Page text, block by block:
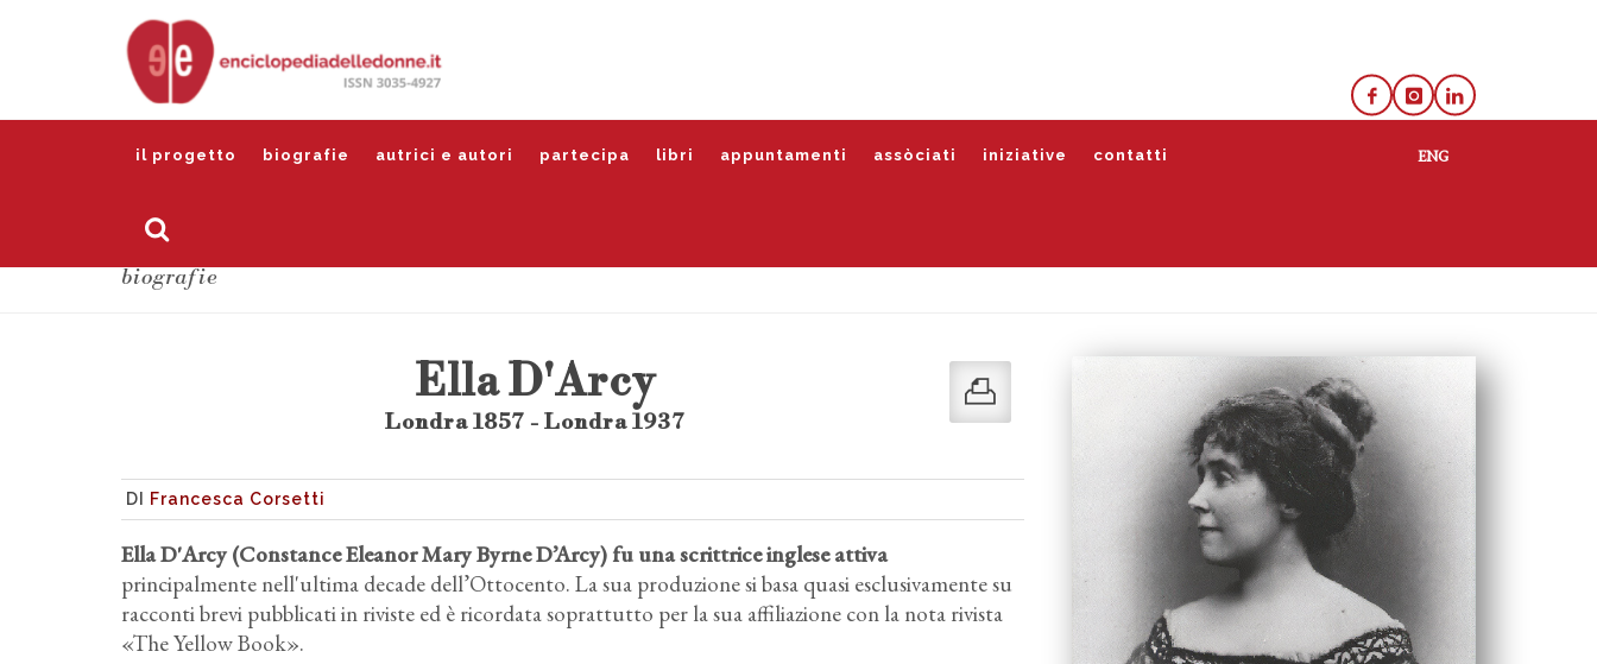
il progetto biografie autrici e autori partecipa libri appuntamenti assòciati iniziative contatti
biografie
Ella D'Arcy
Londra 1857 - Londra 1937
DI Francesca Corsetti
Ella D'Arcy (Constance Eleanor Mary Byrne D’Arcy) fu una scrittrice inglese attiva
principalmente nell'ultima decade dell’Ottocento. La sua produzione si basa quasi esclusivamente su
racconti brevi pubblicati in riviste ed è ricordata soprattutto per la sua affiliazione con la nota rivista
«The Yellow Book».